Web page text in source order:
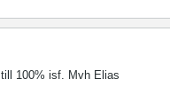
100% isf. Mvh Elias